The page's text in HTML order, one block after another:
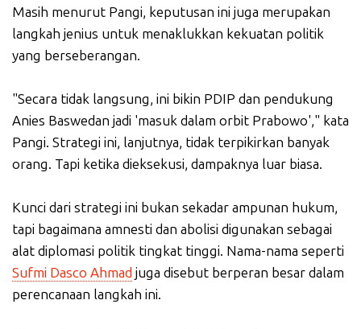
Masih menurut Pangi, keputusan ini juga merupakan
langkah jenius untuk menaklukkan kekuatan politik
yang berseberangan.
"Secara tidak langsung, ini bikin PDIP dan pendukung
Anies Baswedan jadi 'masuk dalam orbit Prabowo'," kata
Pangi. Strategi ini, lanjutnya, tidak terpikirkan banyak
orang. Tapi ketika dieksekusi, dampaknya luar biasa.
Kunci dari strategi ini bukan sekadar ampunan hukum,
tapi bagaimana amnesti dan abolisi digunakan sebagai
alat diplomasi politik tingkat tinggi. Nama-nama seperti
Sufmi Dasco Ahmad juga disebut berperan besar dalam
perencanaan langkah ini.